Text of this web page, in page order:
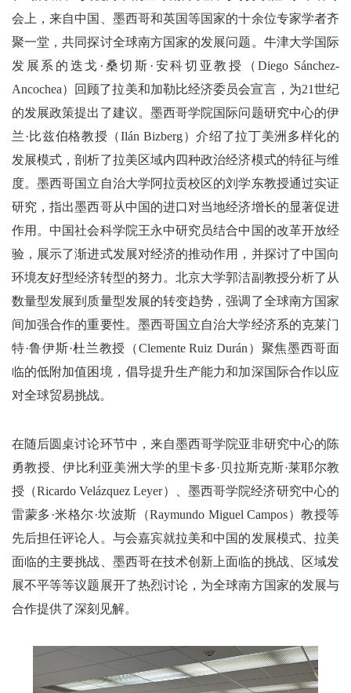
会上，来自中国、墨西哥和英国等国家的十余位专家学者齐
聚一堂，共同探讨全球南方国家的发展问题。牛津大学国际
发展系的迭戈·桑切斯·安科切亚教授（Diego Sánchez-
Ancochea）回顾了拉美和加勒比经济委员会宣言，为21世纪
的发展政策提出了建议。墨西哥学院国际问题研究中心的伊
兰·比兹伯格教授（Ilán Bizberg）介绍了拉丁美洲多样化的
发展模式，剖析了拉美区域内四种政治经济模式的特征与维
度。墨西哥国立自治大学阿拉贡校区的刘学东教授通过实证
研究，指出墨西哥从中国的进口对当地经济增长的显著促进
作用。中国社会科学院王永中研究员结合中国的改革开放经
验，展示了渐进式发展对经济的推动作用，并探讨了中国向
环境友好型经济转型的努力。北京大学郭洁副教授分析了从
数量型发展到质量型发展的转变趋势，强调了全球南方国家
间加强合作的重要性。墨西哥国立自治大学经济系的克莱门
特·鲁伊斯·杜兰教授（Clemente Ruiz Durán）聚焦墨西哥面
临的低附加值困境，倡导提升生产能力和加深国际合作以应
对全球贸易挑战。
在随后圆桌讨论环节中，来自墨西哥学院亚非研究中心的陈
勇教授、伊比利亚美洲大学的里卡多·贝拉斯克斯·莱耶尔教
授（Ricardo Velázquez Leyer）、墨西哥学院经济研究中心的
雷蒙多·米格尔·坎波斯（Raymundo Miguel Campos）教授等
先后担任评论人。与会嘉宾就拉美和中国的发展模式、拉美
面临的主要挑战、墨西哥在技术创新上面临的挑战、区域发
展不平等等议题展开了热烈讨论，为全球南方国家的发展与
合作提供了深刻见解。